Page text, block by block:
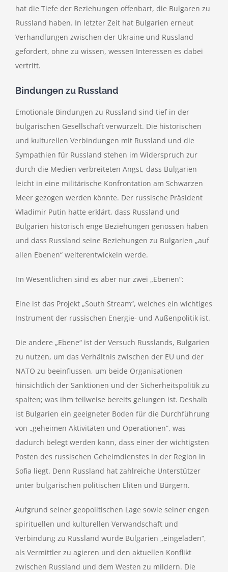
hat die Tiefe der Beziehungen offenbart, die Bulgaren zu
Russland haben. In letzter Zeit hat Bulgarien erneut
Verhandlungen zwischen der Ukraine und Russland
gefordert, ohne zu wissen, wessen Interessen es dabei
vertritt.
Bindungen zu Russland
Emotionale Bindungen zu Russland sind tief in der
bulgarischen Gesellschaft verwurzelt. Die historischen
und kulturellen Verbindungen mit Russland und die
Sympathien für Russland stehen im Widerspruch zur
durch die Medien verbreiteten Angst, dass Bulgarien
leicht in eine militärische Konfrontation am Schwarzen
Meer gezogen werden könnte. Der russische Präsident
Wladimir Putin hatte erklärt, dass Russland und
Bulgarien historisch enge Beziehungen genossen haben
und dass Russland seine Beziehungen zu Bulgarien „auf
allen Ebenen“ weiterentwickeln werde.
Im Wesentlichen sind es aber nur zwei „Ebenen“:
Eine ist das Projekt „South Stream“, welches ein wichtiges
Instrument der russischen Energie- und Außenpolitik ist.
Die andere „Ebene“ ist der Versuch Russlands, Bulgarien
zu nutzen, um das Verhältnis zwischen der EU und der
NATO zu beeinflussen, um beide Organisationen
hinsichtlich der Sanktionen und der Sicherheitspolitik zu
spalten; was ihm teilweise bereits gelungen ist. Deshalb
ist Bulgarien ein geeigneter Boden für die Durchführung
von „geheimen Aktivitäten und Operationen“, was
dadurch belegt werden kann, dass einer der wichtigsten
Posten des russischen Geheimdienstes in der Region in
Sofia liegt. Denn Russland hat zahlreiche Unterstützer
unter bulgarischen politischen Eliten und Bürgern.
Aufgrund seiner geopolitischen Lage sowie seiner engen
spirituellen und kulturellen Verwandschaft und
Verbindung zu Russland wurde Bulgarien „eingeladen“,
als Vermittler zu agieren und den aktuellen Konflikt
zwischen Russland und dem Westen zu mildern. Die